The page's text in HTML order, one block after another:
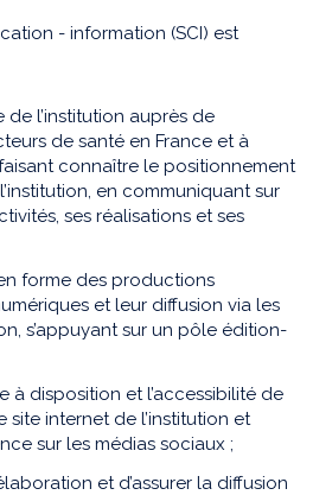
- information (SCI) est
de l’institution auprès de
de santé en France et à
connaître le positionnement
en communiquant sur
ses réalisations et ses
forme des productions
et leur diffusion via les
s’appuyant sur un pôle édition-
à disposition et l’accessibilité de
site internet de l’institution et
sur les médias sociaux ;
et d’assurer la diffusion